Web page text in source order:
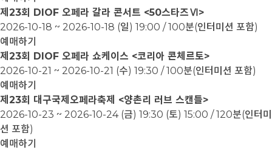
제23회 DIOF 오페라 갈라 콘서트 <50스타즈Ⅵ>
2026-10-18 ~ 2026-10-18 (일) 19:00 / 100분(인터미션 포함)
예매하기
제23회 DIOF 오페라 쇼케이스 <코리아 콘체르토>
2026-10-21 ~ 2026-10-21 (수) 19:30 / 100분(인터미션 포함)
예매하기
제23회 대구국제오페라축제 <양촌리 러브 스캔들>
2026-10-23 ~ 2026-10-24 (금) 19:30 (토) 15:00 / 120분(인터미
션 포함)
예매하기